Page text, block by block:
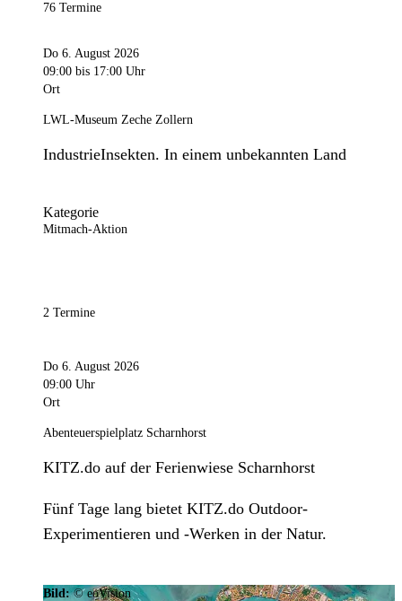
76 Termine
Do 6. August 2026
09:00 bis 17:00 Uhr
Ort
LWL-Museum Zeche Zollern
IndustrieInsekten. In einem unbekannten Land
Kategorie
Mitmach-Aktion
2 Termine
Do 6. August 2026
09:00 Uhr
Ort
Abenteuerspielplatz Scharnhorst
KITZ.do auf der Ferienwiese Scharnhorst
Fünf Tage lang bietet KITZ.do Outdoor-
Experimentieren und -Werken in der Natur.
Bild:© eoVision